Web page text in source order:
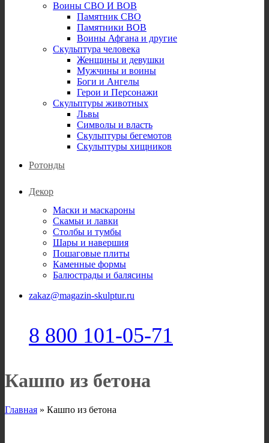
Воины СВО И ВОВ
Памятник СВО
Памятники ВОВ
Воины Афгана и другие
Скульптура человека
Женщины и девушки
Мужчины и воины
Боги и Ангелы
Герои и Персонажи
Скульптуры животных
Львы
Символы и власть
Скульптуры бегемотов
Скульптуры хищников
Ротонды
Декор
Маски и маскароны
Скамьи и лавки
Столбы и тумбы
Шары и навершия
Пошаговые плиты
Каменные формы
Балюстрады и балясины
zakaz@magazin-skulptur.ru
8 800 101-05-71
Кашпо из бетона
Главная » Кашпо из бетона